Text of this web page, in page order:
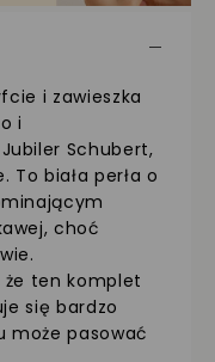
i zawieszka
i
Schubert,
To biała perła o
choć
że ten komplet
się bardzo
może pasować